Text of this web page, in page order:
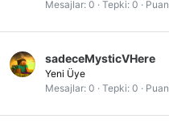
Mesajlar 0 Tepki 0 Puan
sadeceMysticVHere
Yeni Üye
Mesajlar 0 Tepki 0 Puan